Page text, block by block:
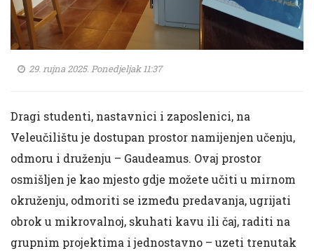
29. rujna 2025. Ponedjeljak 11:37
Dragi studenti, nastavnici i zaposlenici, na
Veleučilištu je dostupan prostor namijenjen učenju,
odmoru i druženju – Gaudeamus. Ovaj prostor
osmišljen je kao mjesto gdje možete učiti u mirnom
okruženju, odmoriti se između predavanja, ugrijati
obrok u mikrovalnoj, skuhati kavu ili čaj, raditi na
grupnim projektima i jednostavno – uzeti trenutak